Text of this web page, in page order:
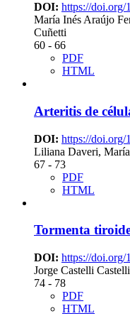
DOI: https://doi.org/
María Inés Araújo
Cuñetti
60 - 66
PDF
HTML
Arteritis de
DOI: https://doi.org/
Liliana Daveri,
67 - 73
PDF
HTML
Tormenta
DOI: https://doi.org/
Jorge Castelli
74 - 78
PDF
HTML